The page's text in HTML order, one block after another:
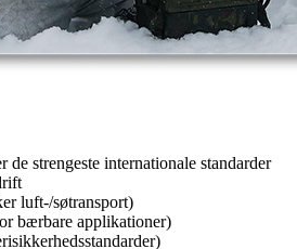
de strengeste internationale standarder
luft-/søtransport)
bærbare applikationer)